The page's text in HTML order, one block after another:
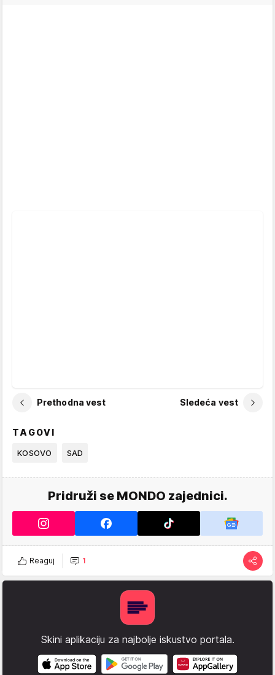
Prethodna vest Sledeća vest
TAGOVI
KOSOVO SAD
Pridruži se MONDO zajednici.
Reaguj 1
Skini aplikaciju za najbolje iskustvo portala.